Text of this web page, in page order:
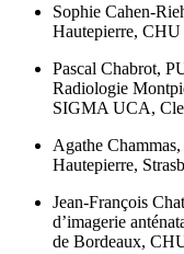
Sophie Cahen-
Hautepierre, CHU
Pascal Chabrot,
Radiologie
SIGMA UCA,
Agathe Chammas
Hautepierre,
Jean-François
d’imagerie
de Bordeaux,